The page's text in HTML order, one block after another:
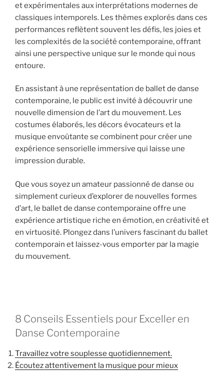
et expérimentales aux interprétations modernes de
classiques intemporels. Les thèmes explorés dans ces
performances reflètent souvent les défis, les joies et
les complexités de la société contemporaine, offrant
ainsi une perspective unique sur le monde qui nous
entoure.
En assistant à une représentation de ballet de danse
contemporaine, le public est invité à découvrir une
nouvelle dimension de l’art du mouvement. Les
costumes élaborés, les décors évocateurs et la
musique envoûtante se combinent pour créer une
expérience sensorielle immersive qui laisse une
impression durable.
Que vous soyez un amateur passionné de danse ou
simplement curieux d’explorer de nouvelles formes
d’art, le ballet de danse contemporaine offre une
expérience artistique riche en émotion, en créativité et
en virtuosité. Plongez dans l’univers fascinant du ballet
contemporain et laissez-vous emporter par la magie
du mouvement.
8 Conseils Essentiels pour Exceller en
Danse Contemporaine
Travaillez votre souplesse quotidiennement.
Écoutez attentivement la musique pour mieux